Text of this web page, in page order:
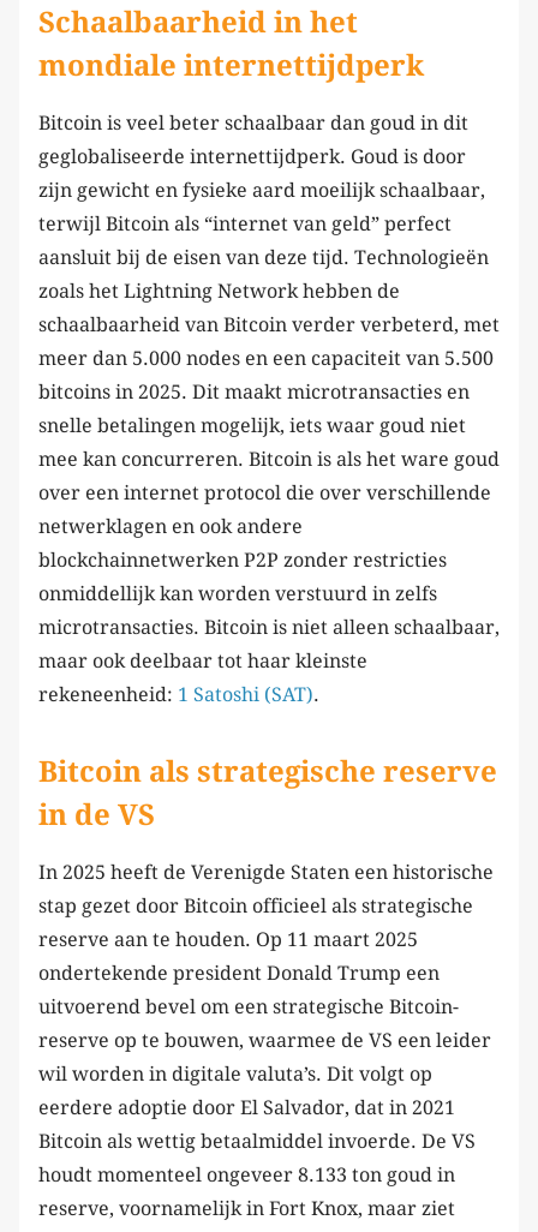
Schaalbaarheid in het
mondiale internettijdperk
Bitcoin is veel beter schaalbaar dan goud in dit
geglobaliseerde internettijdperk. Goud is door
zijn gewicht en fysieke aard moeilijk schaalbaar,
terwijl Bitcoin als “internet van geld” perfect
aansluit bij de eisen van deze tijd. Technologieën
zoals het Lightning Network hebben de
schaalbaarheid van Bitcoin verder verbeterd, met
meer dan 5.000 nodes en een capaciteit van 5.500
bitcoins in 2025. Dit maakt microtransacties en
snelle betalingen mogelijk, iets waar goud niet
mee kan concurreren. Bitcoin is als het ware goud
over een internet protocol die over verschillende
netwerklagen en ook andere
blockchainnetwerken P2P zonder restricties
onmiddellijk kan worden verstuurd in zelfs
microtransacties. Bitcoin is niet alleen schaalbaar,
maar ook deelbaar tot haar kleinste
rekeneenheid: 1 Satoshi (SAT).
Bitcoin als strategische reserve
in de VS
In 2025 heeft de Verenigde Staten een historische
stap gezet door Bitcoin officieel als strategische
reserve aan te houden. Op 11 maart 2025
ondertekende president Donald Trump een
uitvoerend bevel om een strategische Bitcoin-
reserve op te bouwen, waarmee de VS een leider
wil worden in digitale valuta’s. Dit volgt op
eerdere adoptie door El Salvador, dat in 2021
Bitcoin als wettig betaalmiddel invoerde. De VS
houdt momenteel ongeveer 8.133 ton goud in
reserve, voornamelijk in Fort Knox, maar ziet